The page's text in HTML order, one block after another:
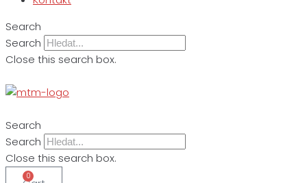
Search
Search
Close this search box.
Search
Search
Close this search box.
0